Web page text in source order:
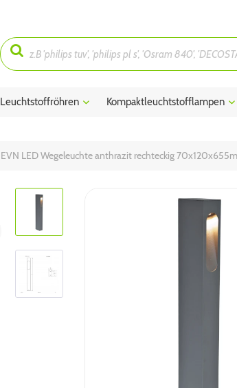
Leuchtstoffröhren Kompaktleuchtstofflampen
EVN LED Wegeleuchte anthrazit rechteckig